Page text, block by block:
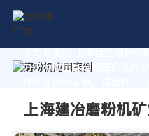
作为专业的 上海建冶磨粉机
力于为您量身定制高价值的
上海建冶磨粉机